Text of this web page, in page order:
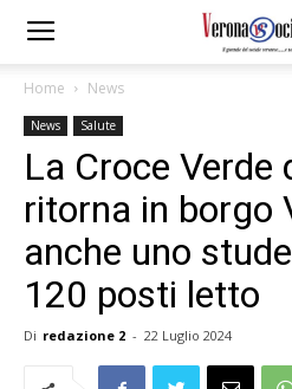
Home News
News Salute
La Croce Verde
ritorna in borgo
anche uno
120 posti letto
Di redazione 2 - 22 Luglio 2024